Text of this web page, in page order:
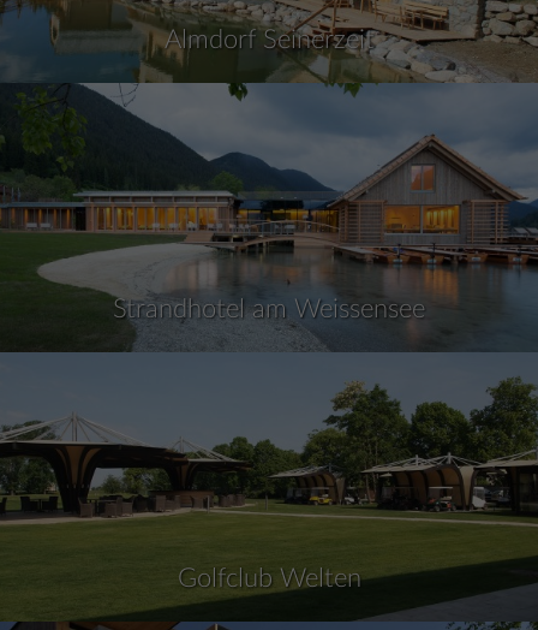
Almdorf Seinerzeit
Strandhotel am Weissensee
Golfclub Welten